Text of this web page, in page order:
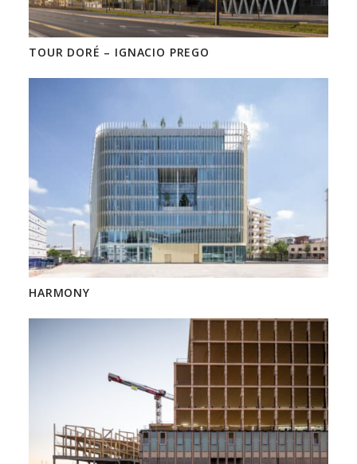
TOUR DORÉ – IGNACIO PREGO
HARMONY